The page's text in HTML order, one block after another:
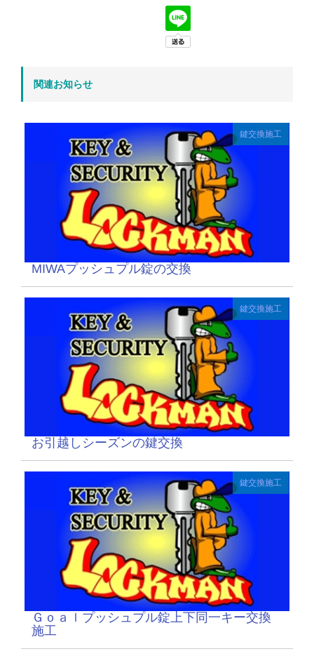
関連お知らせ
鍵交換施工
MIWAプッシュプル錠の交換
鍵交換施工
お引越しシーズンの鍵交換
鍵交換施工
Ｇｏａｌプッシュプル錠上下同一キー交換
施工